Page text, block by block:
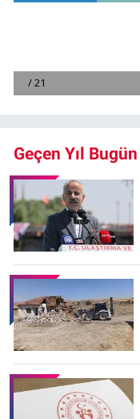
Geçen Yıl Bugün